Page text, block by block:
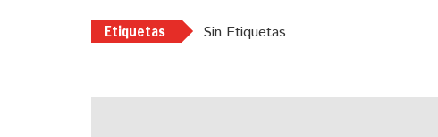
Etiquetas Sin Etiquetas